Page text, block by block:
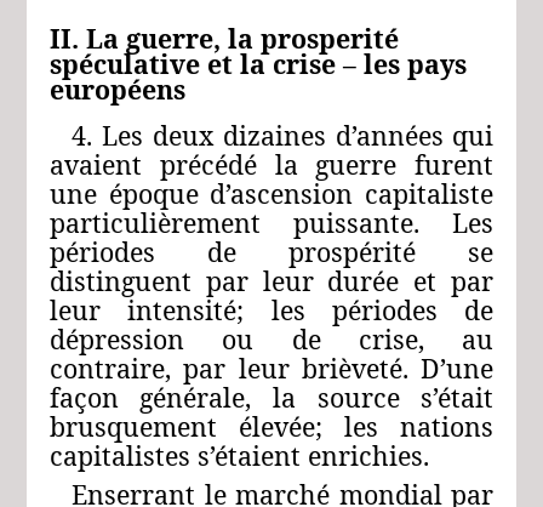
II. La guerre, la prosperité
spéculative et la crise – les pays
européens
4. Les deux dizaines d’années qui
avaient précédé la guerre furent
une époque d’ascension capitaliste
particulièrement puissante. Les
périodes de prospérité se
distinguent par leur durée et par
leur intensité; les périodes de
dépression ou de crise, au
contraire, par leur brièveté. D’une
façon générale, la source s’était
brusquement élevée; les nations
capitalistes s’étaient enrichies.
Enserrant le marché mondial par